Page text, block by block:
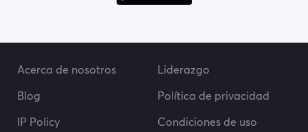
Acerca de nosotros
Liderazgo
Blog
Política de privacidad
IP Policy
Condiciones de uso